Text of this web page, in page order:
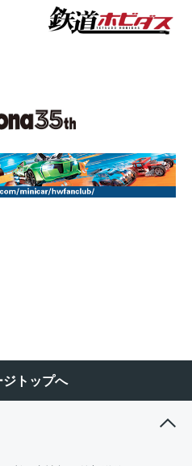
トップへ